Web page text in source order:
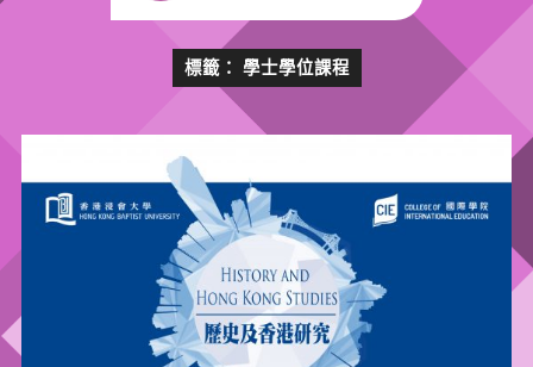
標籤： 學士學位課程